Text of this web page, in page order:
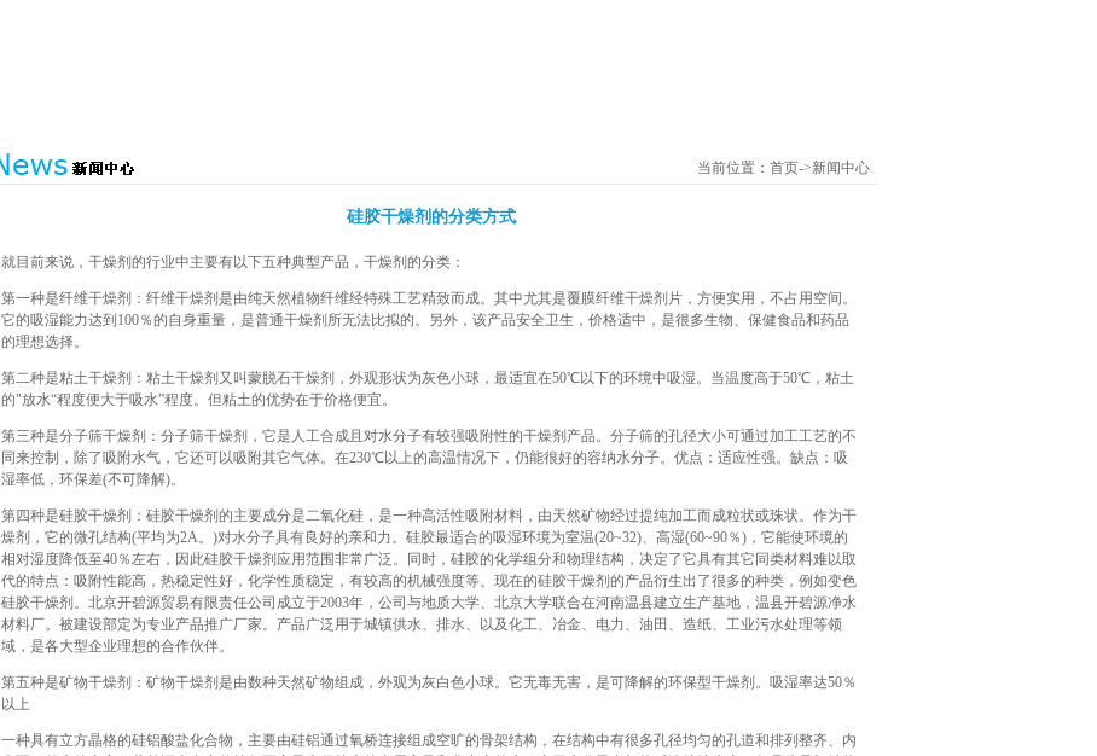
当前位置：首页->新闻中心
硅胶干燥剂的分类方式
就目前来说，干燥剂的行业中主要有以下五种典型产品，干燥剂的分类：
第一种是纤维干燥剂：纤维干燥剂是由纯天然植物纤维经特殊工艺精致而成。其中尤其是覆膜纤维干燥剂片，方便实用，不占用空间。
它的吸湿能力达到100％的自身重量，是普通干燥剂所无法比拟的。另外，该产品安全卫生，价格适中，是很多生物、保健食品和药品
的理想选择。
第二种是粘土干燥剂：粘土干燥剂又叫蒙脱石干燥剂，外观形状为灰色小球，最适宜在50℃以下的环境中吸湿。当温度高于50℃，粘土
的"放水“程度便大于吸水”程度。但粘土的优势在于价格便宜。
第三种是分子筛干燥剂：分子筛干燥剂，它是人工合成且对水分子有较强吸附性的干燥剂产品。分子筛的孔径大小可通过加工工艺的不
同来控制，除了吸附水气，它还可以吸附其它气体。在230℃以上的高温情况下，仍能很好的容纳水分子。优点：适应性强。缺点：吸
湿率低，环保差(不可降解)。
第四种是硅胶干燥剂：硅胶干燥剂的主要成分是二氧化硅，是一种高活性吸附材料，由天然矿物经过提纯加工而成粒状或珠状。作为干
燥剂，它的微孔结构(平均为2A。)对水分子具有良好的亲和力。硅胶最适合的吸湿环境为室温(20~32)、高湿(60~90％)，它能使环境的
相对湿度降低至40％左右，因此硅胶干燥剂应用范围非常广泛。同时，硅胶的化学组分和物理结构，决定了它具有其它同类材料难以取
代的特点：吸附性能高，热稳定性好，化学性质稳定，有较高的机械强度等。现在的硅胶干燥剂的产品衍生出了很多的种类，例如变色
硅胶干燥剂。北京开碧源贸易有限责任公司成立于2003年，公司与地质大学、北京大学联合在河南温县建立生产基地，温县开碧源净水
材料厂。被建设部定为专业产品推广厂家。产品广泛用于城镇供水、排水、以及化工、冶金、电力、油田、造纸、工业污水处理等领
域，是各大型企业理想的合作伙伴。
第五种是矿物干燥剂：矿物干燥剂是由数种天然矿物组成，外观为灰白色小球。它无毒无害，是可降解的环保型干燥剂。吸湿率达50％
以上
一种具有立方晶格的硅铝酸盐化合物，主要由硅铝通过氧桥连接组成空旷的骨架结构，在结构中有很多孔径均匀的孔道和排列整齐、内